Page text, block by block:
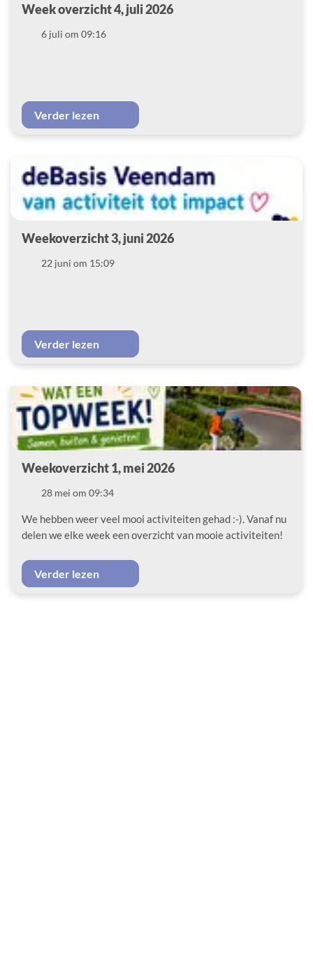
Week overzicht 4, juli 2026
Datum6 juli om 09:16
Verder lezen
Weekoverzicht 3, juni 2026
Datum22 juni om 15:09
Verder lezen
Weekoverzicht 1, mei 2026
Datum28 mei om 09:34
We hebben weer veel mooi activiteiten gehad :-). Vanaf nu
delen we elke week een overzicht van mooie activiteiten!
Verder lezen